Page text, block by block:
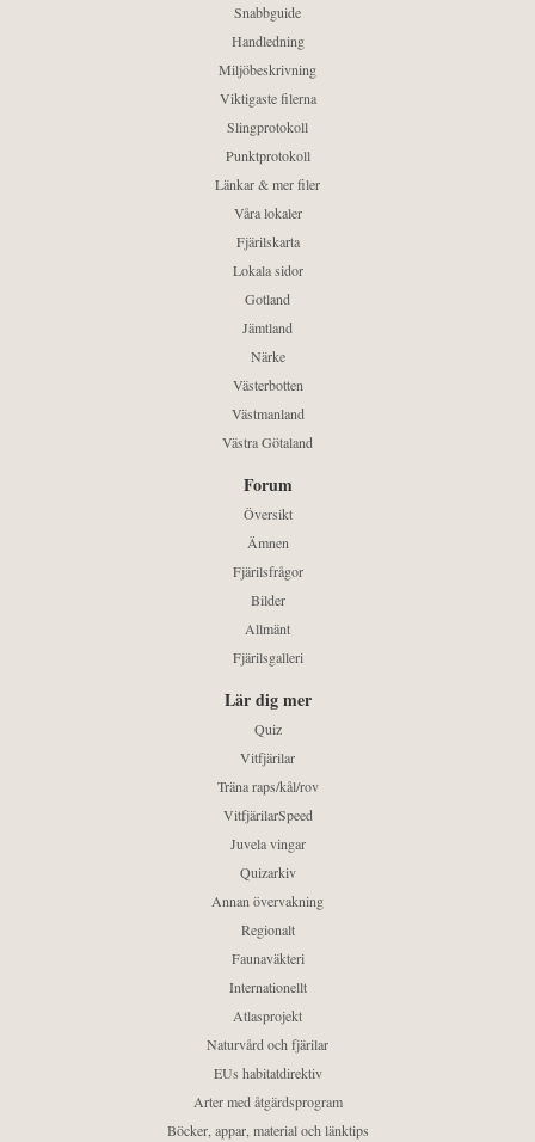
Snabbguide
Handledning
Miljöbeskrivning
Viktigaste filerna
Slingprotokoll
Punktprotokoll
Länkar & mer filer
Våra lokaler
Fjärilskarta
Lokala sidor
Gotland
Jämtland
Närke
Västerbotten
Västmanland
Västra Götaland
Forum
Översikt
Ämnen
Fjärilsfrågor
Bilder
Allmänt
Fjärilsgalleri
Lär dig mer
Quiz
Vitfjärilar
Träna raps/kål/rov
VitfjärilarSpeed
Juvela vingar
Quizarkiv
Annan övervakning
Regionalt
Faunaväkteri
Internationellt
Atlasprojekt
Naturvård och fjärilar
EUs habitatdirektiv
Arter med åtgärdsprogram
Böcker, appar, material och länktips